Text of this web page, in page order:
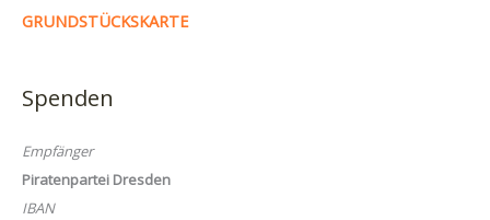
GRUNDSTÜCKSKARTE
Spenden
Empfänger
Piratenpartei Dresden
IBAN